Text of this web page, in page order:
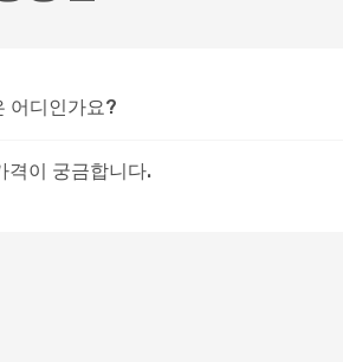
어디인가요?
이 궁금합니다.